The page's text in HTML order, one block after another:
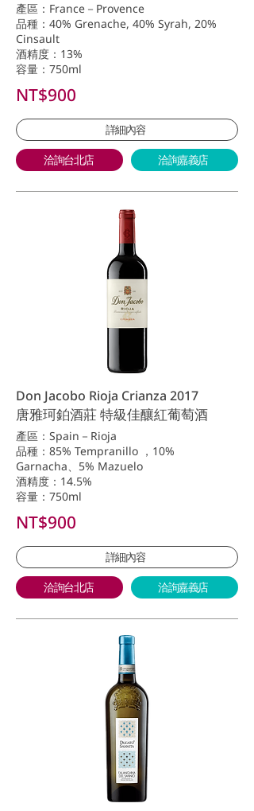
產區：France－Provence
品種：40% Grenache, 40% Syrah, 20%
Cinsault
酒精度：13%
容量：750ml
NT$900
詳細內容
洽詢台北店 洽詢嘉義店
Don Jacobo Rioja Crianza 2017
唐雅珂鉑酒莊 特級佳釀紅葡萄酒
產區：Spain－Rioja
品種：85% Tempranillo ，10%
Garnacha、5% Mazuelo
酒精度：14.5%
容量：750ml
NT$900
詳細內容
洽詢台北店 洽詢嘉義店